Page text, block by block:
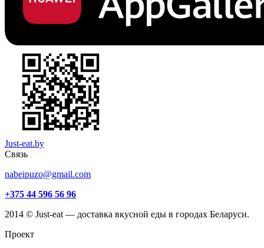
Just-eat.by
Связь
nabeipuzo@gmail.com
+375 44 596 56 96
2014 © Just-eat — доставка вкусной еды в городах Беларуси.
Проект